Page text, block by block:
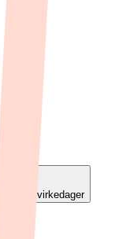
2-7 virkedager